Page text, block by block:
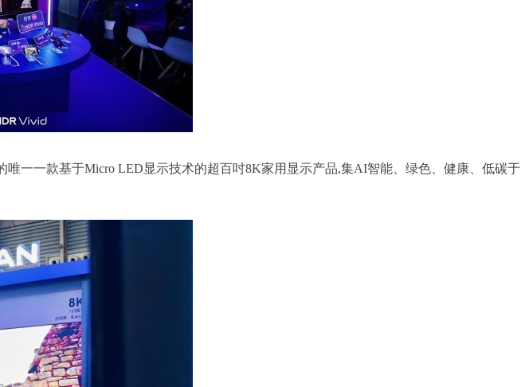
一一款基于Micro LED显示技术的超百吋8K家用显示产品,集AI智能、绿色、健康、低碳于